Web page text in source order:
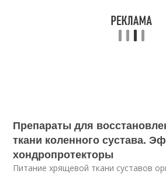
Препараты для
ткани коленного сустава.
хондропротекторы
Питание хрящевой ткани суставов